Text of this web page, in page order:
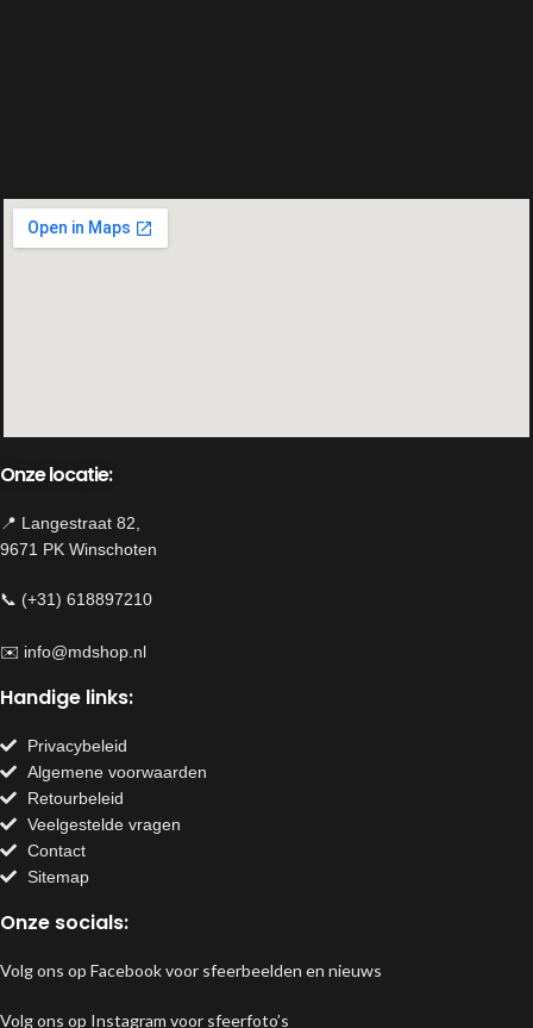
Onze locatie:
📍 Langestraat 82,
9671 PK Winschoten
📞 (+31) 618897210
✉️ info@mdshop.nl
Handige links:
Privacybeleid
Algemene voorwaarden
Retourbeleid
Veelgestelde vragen
Contact
Sitemap
Onze socials:
Volg ons op Facebook voor sfeerbeelden en nieuws
Volg ons op Instagram voor sfeerfoto’s